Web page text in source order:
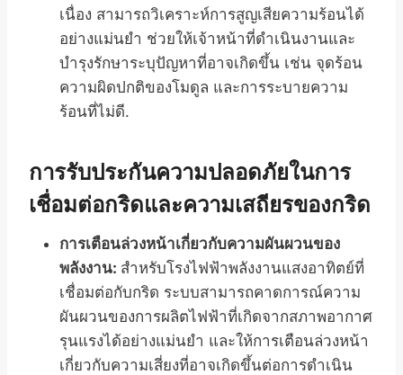
เนื่อง สามารถวิเคราะห์การสูญเสียความร้อนได้
อย่างแม่นยำ ช่วยให้เจ้าหน้าที่ดำเนินงานและ
บำรุงรักษาระบุปัญหาที่อาจเกิดขึ้น เช่น จุดร้อน
ความผิดปกติของโมดูล และการระบายความ
ร้อนที่ไม่ดี.
การรับประกันความปลอดภัยในการ
เชื่อมต่อกริดและความเสถียรของกริด
การเตือนล่วงหน้าเกี่ยวกับความผันผวนของ
พลังงาน: สำหรับโรงไฟฟ้าพลังงานแสงอาทิตย์ที่
เชื่อมต่อกับกริด ระบบสามารถคาดการณ์ความ
ผันผวนของการผลิตไฟฟ้าที่เกิดจากสภาพอากาศ
รุนแรงได้อย่างแม่นยำ และให้การเตือนล่วงหน้า
เกี่ยวกับความเสี่ยงที่อาจเกิดขึ้นต่อการดำเนิน